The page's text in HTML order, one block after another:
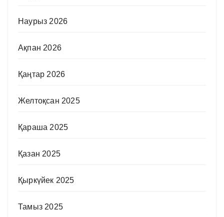
Наурыз 2026
Ақпан 2026
Қаңтар 2026
Желтоқсан 2025
Қараша 2025
Қазан 2025
Қыркүйек 2025
Тамыз 2025